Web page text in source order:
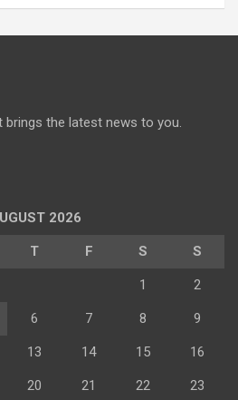
brings the latest news to you.
2026
T F S S
1 2
6 7 8 9
13 14 15 16
20 21 22 23